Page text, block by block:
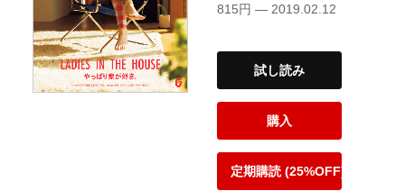
815円 — 2019.02.12
試し読み
購入
定期購読 (25%OFF)